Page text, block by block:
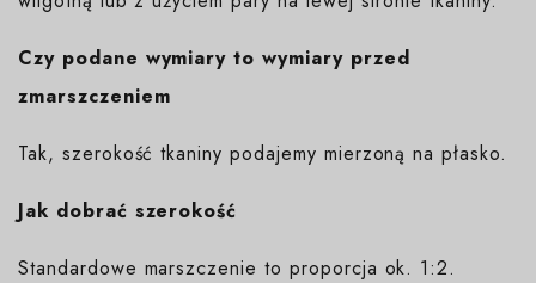
Czy podane wymiary to wymiary przed
zmarszczeniem
Tak, szerokość tkaniny podajemy mierzoną na płasko.
Jak dobrać szerokość
Standardowe marszczenie to proporcja ok. 1:2.